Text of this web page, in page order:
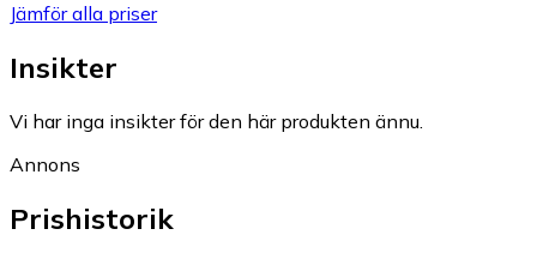
Jämför alla priser
Insikter
Vi har inga insikter för den här produkten ännu.
Annons
Prishistorik